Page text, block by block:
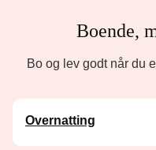
Boende,
Bo og lev godt når du
Overnatting